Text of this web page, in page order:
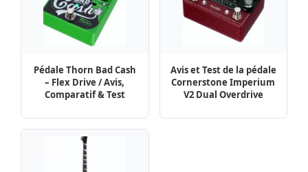
Pédale Thorn Bad Cash
– Flex Drive / Avis,
Comparatif & Test
Avis et Test de la pédale
Cornerstone Imperium
V2 Dual Overdrive